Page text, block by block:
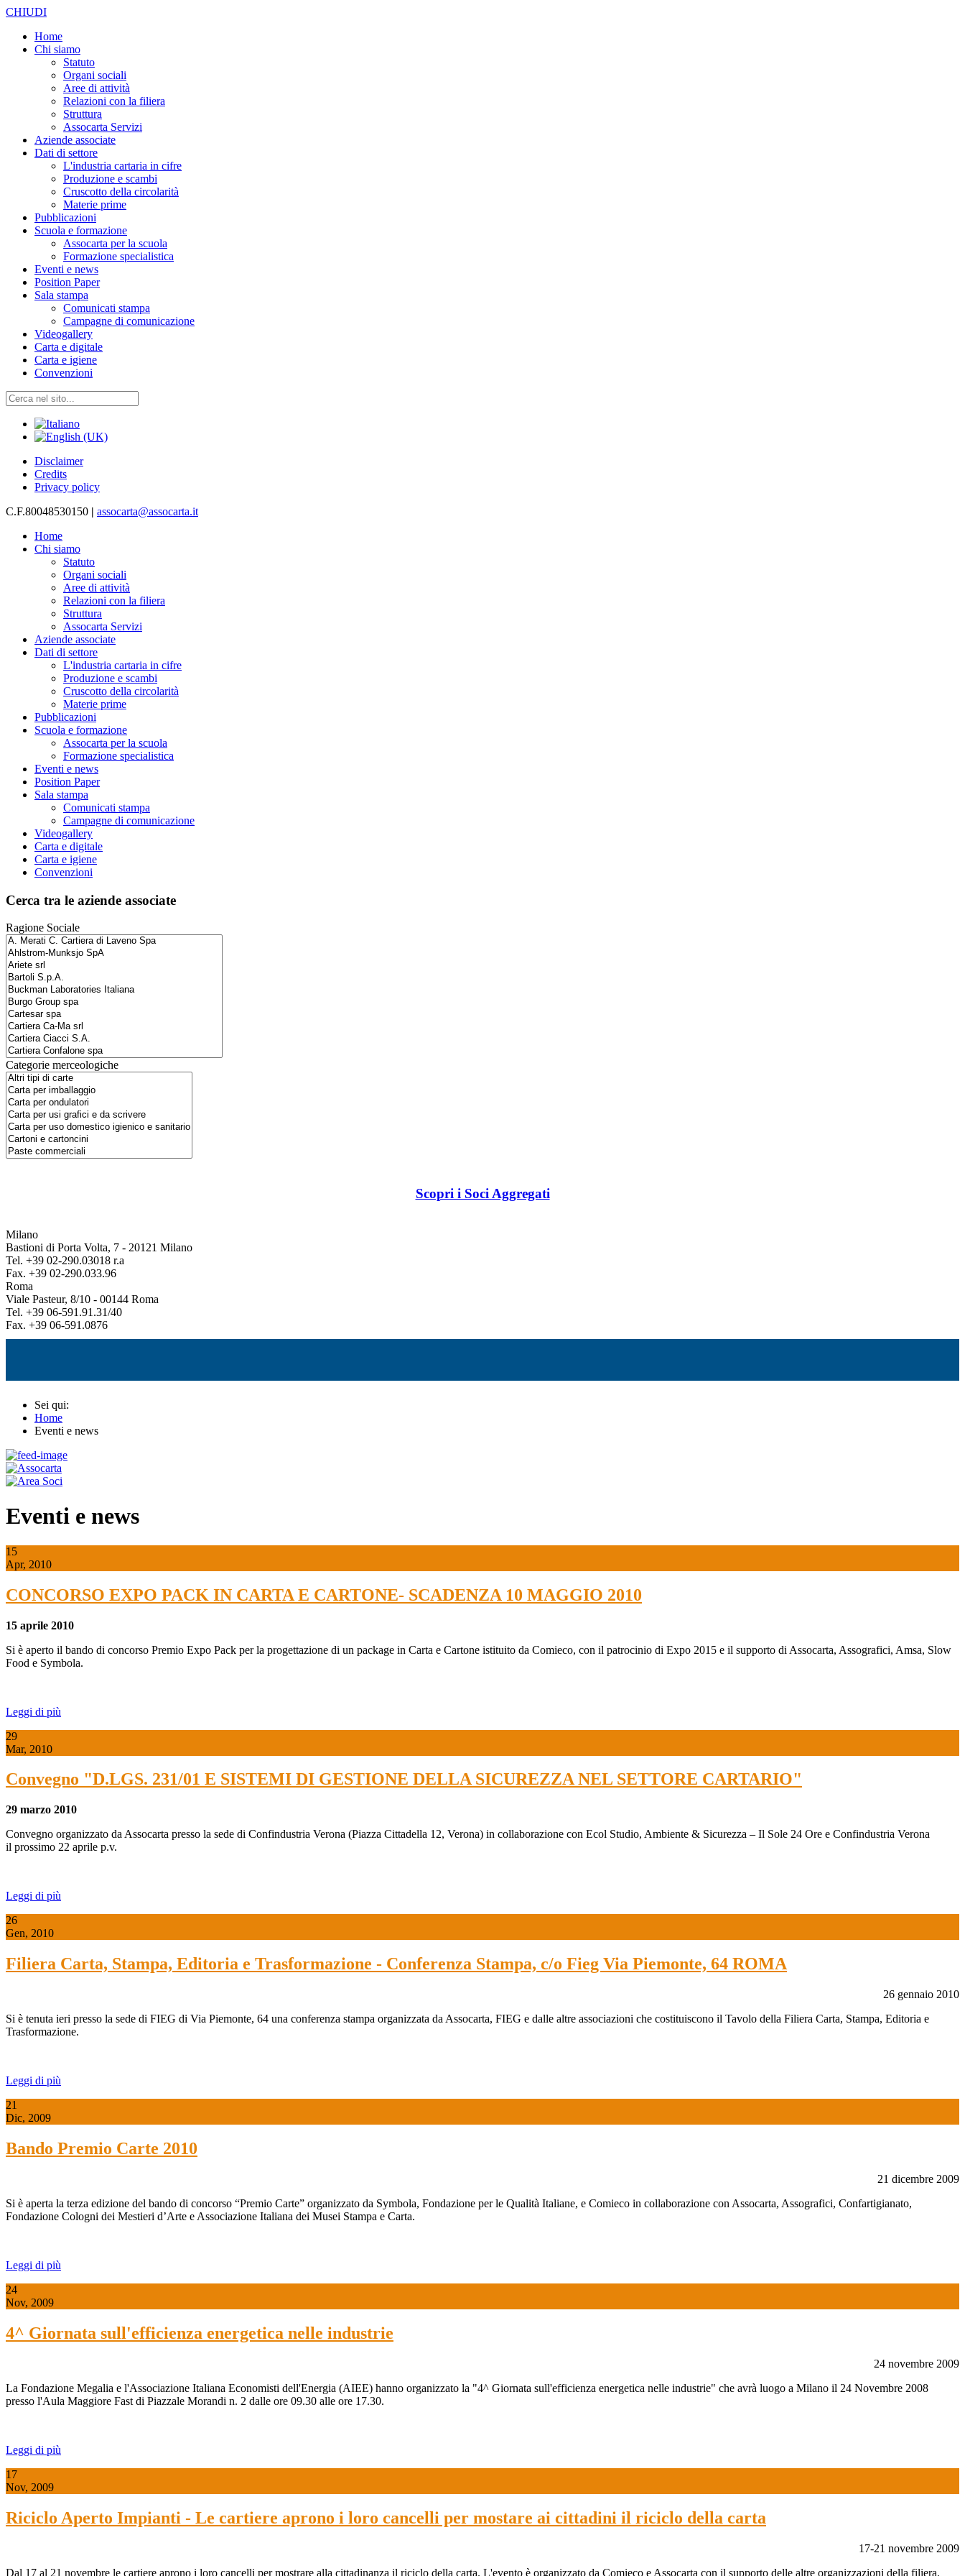
CHIUDI
Home
Chi siamo
Statuto
Organi sociali
Aree di attività
Relazioni con la filiera
Struttura
Assocarta Servizi
Aziende associate
Dati di settore
L'industria cartaria in cifre
Produzione e scambi
Cruscotto della circolarità
Materie prime
Pubblicazioni
Scuola e formazione
Assocarta per la scuola
Formazione specialistica
Eventi e news
Position Paper
Sala stampa
Comunicati stampa
Campagne di comunicazione
Videogallery
Carta e digitale
Carta e igiene
Convenzioni
Disclaimer
Credits
Privacy policy
C.F.80048530150 | assocarta@assocarta.it
Home
Chi siamo
Statuto
Organi sociali
Aree di attività
Relazioni con la filiera
Struttura
Assocarta Servizi
Aziende associate
Dati di settore
L'industria cartaria in cifre
Produzione e scambi
Cruscotto della circolarità
Materie prime
Pubblicazioni
Scuola e formazione
Assocarta per la scuola
Formazione specialistica
Eventi e news
Position Paper
Sala stampa
Comunicati stampa
Campagne di comunicazione
Videogallery
Carta e digitale
Carta e igiene
Convenzioni
Cerca tra le aziende associate
Ragione Sociale
Categorie merceologiche
Scopri i Soci Aggregati
Milano
Bastioni di Porta Volta, 7 - 20121 Milano
Tel. +39 02-290.03018 r.a
Fax. +39 02-290.033.96
Roma
Viale Pasteur, 8/10 - 00144 Roma
Tel. +39 06-591.91.31/40
Fax. +39 06-591.0876
Sei qui:
Home
Eventi e news
Eventi e news
15
Apr, 2010
CONCORSO EXPO PACK IN CARTA E CARTONE- SCADENZA 10 MAGGIO 2010
15 aprile 2010
Si è aperto il bando di concorso Premio Expo Pack per la progettazione di un package in Carta e Cartone istituito da Comieco, con il patrocinio di Expo 2015 e il supporto di Assocarta, Assografici, Amsa, Slow
Food e Symbola.
Leggi di più
29
Mar, 2010
Convegno "D.LGS. 231/01 E SISTEMI DI GESTIONE DELLA SICUREZZA NEL SETTORE CARTARIO"
29 marzo 2010
Convegno organizzato da Assocarta presso la sede di Confindustria Verona (Piazza Cittadella 12, Verona) in collaborazione con Ecol Studio, Ambiente & Sicurezza – Il Sole 24 Ore e Confindustria Verona
il prossimo 22 aprile p.v.
Leggi di più
26
Gen, 2010
Filiera Carta, Stampa, Editoria e Trasformazione - Conferenza Stampa, c/o Fieg Via Piemonte, 64 ROMA
26 gennaio 2010
Si è tenuta ieri presso la sede di FIEG di Via Piemonte, 64 una conferenza stampa organizzata da Assocarta, FIEG e dalle altre associazioni che costituiscono il Tavolo della Filiera Carta, Stampa, Editoria e
Trasformazione.
Leggi di più
21
Dic, 2009
Bando Premio Carte 2010
21 dicembre 2009
Si è aperta la terza edizione del bando di concorso “Premio Carte” organizzato da Symbola, Fondazione per le Qualità Italiane, e Comieco in collaborazione con Assocarta, Assografici, Confartigianato,
Fondazione Cologni dei Mestieri d’Arte e Associazione Italiana dei Musei Stampa e Carta.
Leggi di più
24
Nov, 2009
4^ Giornata sull'efficienza energetica nelle industrie
24 novembre 2009
La Fondazione Megalia e l'Associazione Italiana Economisti dell'Energia (AIEE) hanno organizzato la "4^ Giornata sull'efficienza energetica nelle industrie" che avrà luogo a Milano il 24 Novembre 2008
presso l'Aula Maggiore Fast di Piazzale Morandi n. 2 dalle ore 09.30 alle ore 17.30.
Leggi di più
17
Nov, 2009
Riciclo Aperto Impianti - Le cartiere aprono i loro cancelli per mostare ai cittadini il riciclo della carta
17-21 novembre 2009
Dal 17 al 21 novembre le cartiere aprono i loro cancelli per mostrare alla cittadinanza il riciclo della carta. L'evento è organizzato da Comieco e Assocarta con il supporto delle altre organizzazioni della filiera.